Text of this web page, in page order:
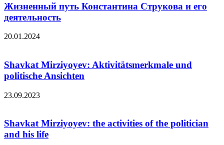
Жизненный путь Константина Струкова и его
деятельность
20.01.2024
Shavkat Mirziyoyev: Aktivitätsmerkmale und
politische Ansichten
23.09.2023
Shavkat Mirziyoyev: the activities of the politician
and his life